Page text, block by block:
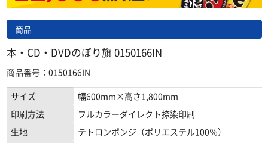
商品
本・CD・DVDのぼり旗 0150166IN
商品番号：0150166IN
サイズ
幅600mm×高さ1,800mm
印刷方法
フルカラーダイレクト捺染印刷
生地
テトロンポンジ（ポリエステル100％）